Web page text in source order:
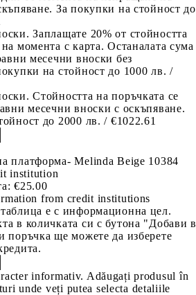
За покупки на стойност до
Заплащате 20% от стойността
момента с карта. Останалата сума
месечни вноски без
на стойност до 1000 лв. /
Стойността на поръчката се
месечни вноски с оскъпяване.
до 2000 лв. / €1022.61
платформа- Melinda Beige 10384
institution
€25.00
from credit institutions
е с информационна цел.
в количката си с бутона "Добави в
поръчка ще можете да изберете
informativ. Adăugați produsul în
unde veți putea selecta detaliile